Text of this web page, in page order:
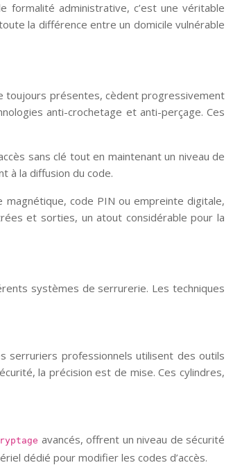
formalité administrative, c’est une véritable
la différence entre un domicile vulnérable
toujours présentes, cèdent progressivement
anti-crochetage et anti-perçage. Ces
sans clé tout en maintenant un niveau de
à la diffusion du code.
code PIN ou empreinte digitale,
et sorties, un atout considérable pour la
systèmes de serrurerie. Les techniques
serruriers professionnels utilisent des outils
la précision est de mise. Ces cylindres,
avancés, offrent un niveau de sécurité
dédié pour modifier les codes d’accès.